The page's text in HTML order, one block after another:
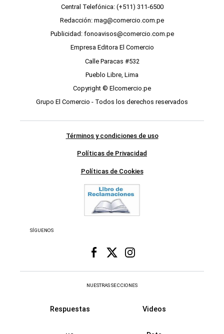
Central Telefónica: (+511) 311-6500
Redacción: mag@comercio.com.pe
Publicidad: fonoavisos@comercio.com.pe
Empresa Editora El Comercio
Calle Paracas #532
Pueblo Libre, Lima
Copyright © Elcomercio.pe
Grupo El Comercio - Todos los derechos reservados
Términos y condiciones de uso
Políticas de Privacidad
Políticas de Cookies
SÍGUENOS
NUESTRAS SECCIONES
Respuestas Videos